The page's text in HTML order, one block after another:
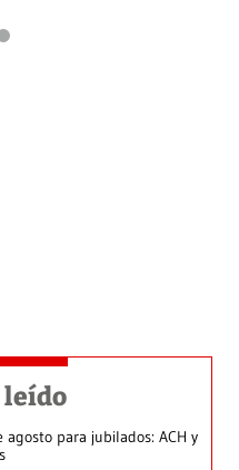
leído
para jubilados: ACH y